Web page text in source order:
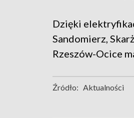
Dzięki
Sandomierz,
Rzeszów-Ocice
Źródło: Aktualności